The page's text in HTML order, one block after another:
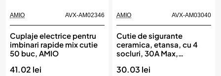
AMIO AVX-AM02346
Cuplaje electrice pentru
imbinari rapide mix cutie
50 buc, AMIO
41.02 lei
AMIO AVX-AM03040
Cutie de sigurante
ceramica, etansa, cu 4
socluri, 30A Max,
camioane, remorci
30.03 lei